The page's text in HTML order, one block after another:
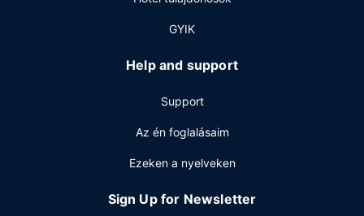
órában nyitva tartó recepció és poggyászok tárolása
lehetséges is igénybe vehető. Az autóval érkező
GYIK
Help and support
Support
Az én foglalásaim
Ezeken a nyelveken
Sign Up for Newsletter